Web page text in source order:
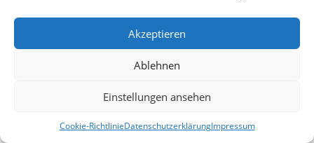
Akzeptieren
Ablehnen
Einstellungen ansehen
Cookie-RichtlinieDatenschutzerklärungImpressum
MORFI out – Designer Leuchten weiss 140W 3000K